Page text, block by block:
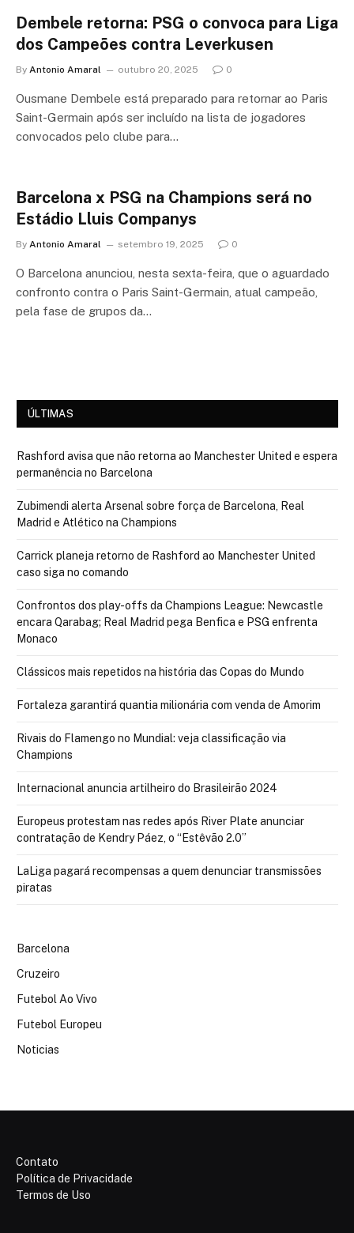
Dembele retorna: PSG o convoca para Liga
dos Campeões contra Leverkusen
By Antonio Amaral outubro 20, 2025 0
Ousmane Dembele está preparado para retornar ao Paris
Saint-Germain após ser incluído na lista de jogadores
convocados pelo clube para…
Barcelona x PSG na Champions será no
Estádio Lluis Companys
By Antonio Amaral setembro 19, 2025 0
O Barcelona anunciou, nesta sexta-feira, que o aguardado
confronto contra o Paris Saint-Germain, atual campeão,
pela fase de grupos da…
ÚLTIMAS
Rashford avisa que não retorna ao Manchester United e espera
permanência no Barcelona
Zubimendi alerta Arsenal sobre força de Barcelona, Real
Madrid e Atlético na Champions
Carrick planeja retorno de Rashford ao Manchester United
caso siga no comando
Confrontos dos play-offs da Champions League: Newcastle
encara Qarabag; Real Madrid pega Benfica e PSG enfrenta
Monaco
Clássicos mais repetidos na história das Copas do Mundo
Fortaleza garantirá quantia milionária com venda de Amorim
Rivais do Flamengo no Mundial: veja classificação via
Champions
Internacional anuncia artilheiro do Brasileirão 2024
Europeus protestam nas redes após River Plate anunciar
contratação de Kendry Páez, o “Estêvão 2.0”
LaLiga pagará recompensas a quem denunciar transmissões
piratas
Barcelona
Cruzeiro
Futebol Ao Vivo
Futebol Europeu
Noticias
Contato
Política de Privacidade
Termos de Uso